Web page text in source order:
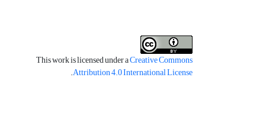
This work is licensed under aCreative Commons
Attribution 4.0 International License
.